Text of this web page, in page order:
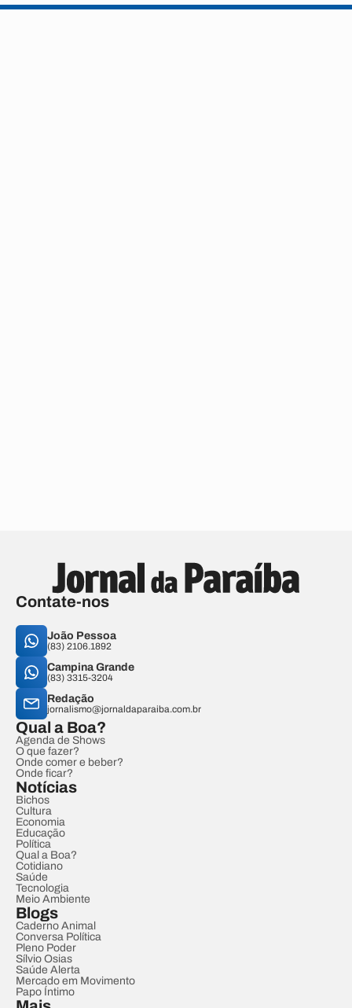
Contate-nos
João Pessoa
(83) 2106.1892
Campina Grande
(83) 3315-3204
Redação
jornalismo@jornaldaparaiba.com.br
Qual a Boa?
Agenda de Shows
O que fazer?
Onde comer e beber?
Onde ficar?
Notícias
Bichos
Cultura
Economia
Educação
Política
Qual a Boa?
Cotidiano
Saúde
Tecnologia
Meio Ambiente
Blogs
Caderno Animal
Conversa Política
Pleno Poder
Sílvio Osias
Saúde Alerta
Mercado em Movimento
Papo Íntimo